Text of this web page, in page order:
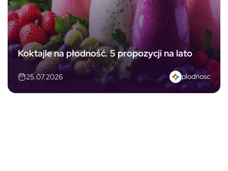
Koktajle na płodność. 5 propozycji na lato
25.07.2026 plodnosc